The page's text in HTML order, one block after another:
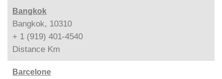
Bangkok
Bangkok, 10310
+ 1 (919) 401-4540
Distance Km
Barcelone